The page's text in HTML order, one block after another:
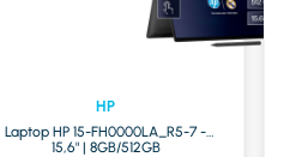
HP
Laptop HP 15-FH0000LA_R5-7 -
15,6" | 8GB/512GB